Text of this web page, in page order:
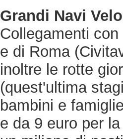
Grandi Navi
Collegamenti
e di Roma
inoltre le rotte
(quest'ultima
bambini e
e da 9 euro per